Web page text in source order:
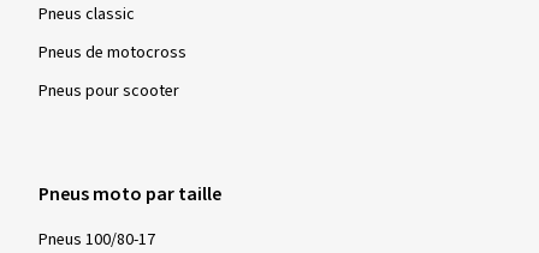
Pneus classic
Pneus de motocross
Pneus pour scooter
Pneus moto par taille
Pneus 100/80-17